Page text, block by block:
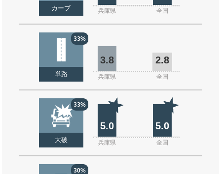
カーブ 兵庫県 全国
33%
単路
3.8 2.8
兵庫県 全国
33%
大破
5.0 5.0
兵庫県 全国
30%